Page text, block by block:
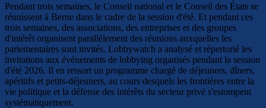
Pendant trois semaines, le Conseil national et le Conseil des États se
réunissent à Berne dans le cadre de la session d'été. Et pendant ces
trois semaines, des associations, des entreprises et des groupes
d'intérêt organisent parallèlement des réunions auxquelles les
parlementaires sont invités. Lobbywatch a analysé et répertorié les
invitations aux événements de lobbying organisés pendant la session
d'été 2026. Il en ressort un programme chargé de déjeuners, dîners,
apéritifs et petits-déjeuners, au cours desquels les frontières entre la
vie politique et la défense des intérêts du secteur privé s'estompent
systématiquement.